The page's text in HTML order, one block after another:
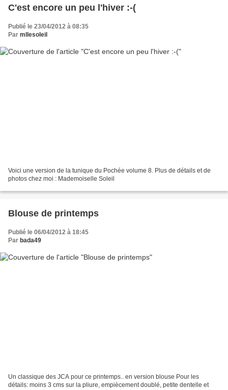
C'est encore un peu l'hiver :-(
Publié le 23/04/2012 à 08:35
Par mllesoleil
Voici une version de la tunique du Pochée volume 8. Plus de détails et de
photos chez moi : Mademoiselle Soleil
Blouse de printemps
Publié le 06/04/2012 à 18:45
Par bada49
Un classique des JCA pour ce printemps.. en version blouse Pour les
détails: moins 3 cms sur la pliure, empiècement doublé, petite dentelle et